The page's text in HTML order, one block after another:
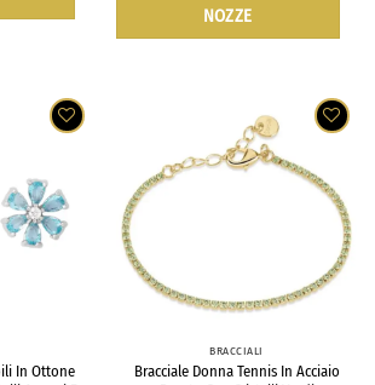
NOZZE
In Ottone
BRACCIALI
Bracciale Donna Tennis In Acciaio